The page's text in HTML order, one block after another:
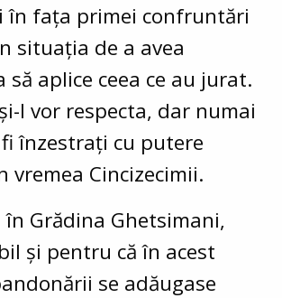
în faţa primei confruntări
situaţia de a avea
aplice ceea ce au jurat.
l vor respecta, dar numai
înzestraţi cu putere
vremea Cincizecimii.
Ghetsimani,
şi pentru că în acest
se adăugase